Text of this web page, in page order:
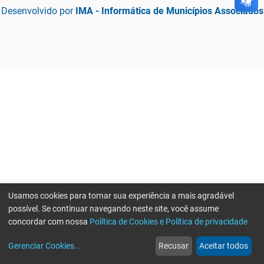
Desenvolvido por IMA - Informática de Municípios Associados
web
Notícias
more_horiz
Mais
Usamos cookies para tornar sua experiência a mais agradável
possível. Se continuar navegando neste site, você assume
concordar com nossa Política de Cookies e Política de privacidade
Gerenciar Cookies... Recusar Aceitar todos